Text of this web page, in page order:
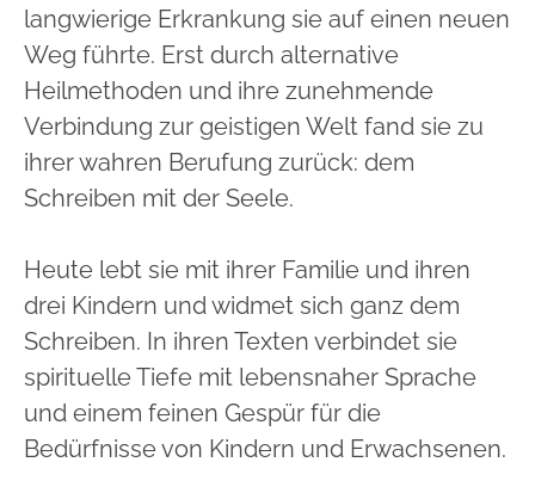
langwierige Erkrankung sie auf einen neuen
Weg führte. Erst durch alternative
Heilmethoden und ihre zunehmende
Verbindung zur geistigen Welt fand sie zu
ihrer wahren Berufung zurück: dem
Schreiben mit der Seele.
Heute lebt sie mit ihrer Familie und ihren
drei Kindern und widmet sich ganz dem
Schreiben. In ihren Texten verbindet sie
spirituelle Tiefe mit lebensnaher Sprache
und einem feinen Gespür für die
Bedürfnisse von Kindern und Erwachsenen.